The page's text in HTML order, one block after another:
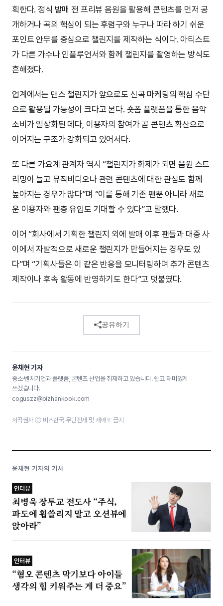
획한다. 정식 발매 전 프리뷰 음원을 활용해 콘텐츠를 먼저 공
개하거나 곡의 핵심이 되는 후렴구와 누구나 따라 하기 쉬운
포인트 안무를 중심으로 챌린지를 제작하는 식이다. 아티스트
가 다른 가수나 인플루언서와 함께 챌린지를 촬영하는 방식도
흔해졌다.
업계에서는 댄스 챌린지가 앞으로도 신곡 마케팅의 핵심 수단
으로 활용될 가능성이 크다고 본다. 숏폼 플랫폼을 통한 음악
소비가 일상화된 데다, 이용자의 참여가 곧 콘텐츠 확산으로
이어지는 구조가 강화되고 있어서다.
또 다른 가요계 관계자 역시 “챌린지가 화제가 되면 음원 스트
리밍이 늘고 뮤직비디오나 관련 콘텐츠에 대한 관심도 함께
높아지는 경우가 많다”며 “이를 통해 기존 팬뿐 아니라 새로
운 이용자와 팬층 유입도 기대할 수 있다”고 말했다.
이어 “회사에서 기획한 챌린지 외에 발매 이후 팬들과 대중 사
이에서 자발적으로 새로운 챌린지가 만들어지는 경우도 있
다”며 “기획사들은 이 같은 반응을 모니터링하며 추가 콘텐츠
제작이나 후속 활동에 반영하기도 한다”고 덧붙였다.
공유하기
윤채현 기자
중소·벤처기업과 플랫폼, 콘텐츠 산업을 취재하고 있습니다. 쉽고 재미있게
쓰겠습니다.
coguszz@bizhankook.com
저작권자 ⓒ 비즈한국 무단전재 및 재배포 금지
윤채현 기자의 기사
인터뷰
최병욱 장투교 전도사 “주식,
파도에 휩쓸리지 말고 오션뷰에
앉아라”
인터뷰
“혐오 콘텐츠 막기보다 아이들
생각의 힘 키워주는 게 더 중요”